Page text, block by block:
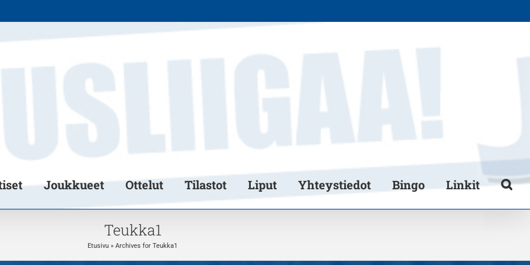
Joukkueet Ottelut Tilastot Liput Yhteystiedot Bingo Linkit
Teukka1
Etusivu » Archives for Teukka1